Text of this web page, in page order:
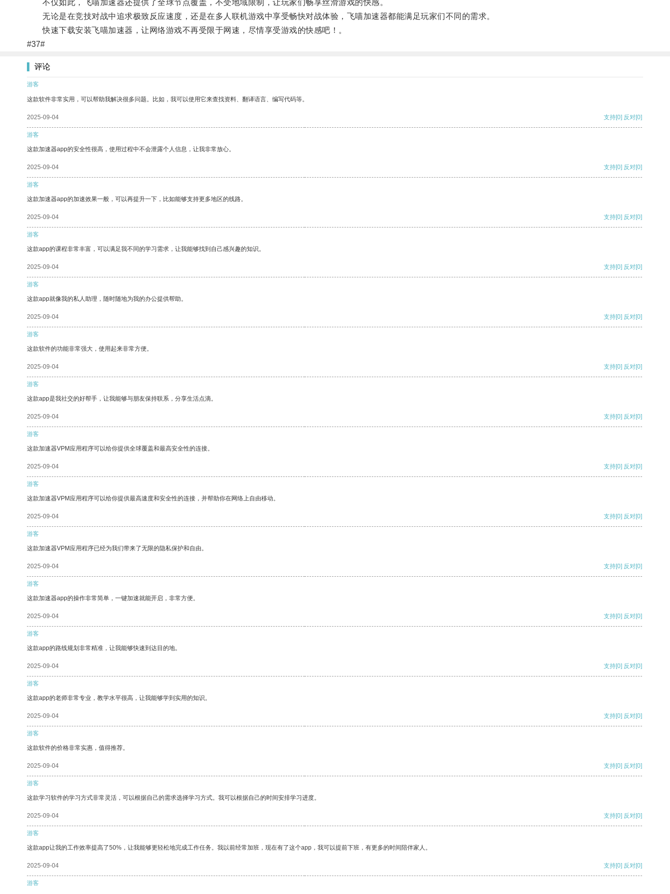
不仅如此，飞喵加速器还提供了全球节点覆盖，不受地域限制，让玩家们畅享丝滑游戏的快感。
无论是在竞技对战中追求极致反应速度，还是在多人联机游戏中享受畅快对战体验，飞喵加速器都能满足玩家们不同的需求。
快速下载安装飞喵加速器，让网络游戏不再受限于网速，尽情享受游戏的快感吧！。
#37#
评论
游客
这款软件非常实用，可以帮助我解决很多问题。比如，我可以使用它来查找资料、翻译语言、编写代码等。
2025-09-04 支持[0] 反对[0]
游客
这款加速器app的安全性很高，使用过程中不会泄露个人信息，让我非常放心。
2025-09-04 支持[0] 反对[0]
游客
这款加速器app的加速效果一般，可以再提升一下，比如能够支持更多地区的线路。
2025-09-04 支持[0] 反对[0]
游客
这款app的课程非常丰富，可以满足我不同的学习需求，让我能够找到自己感兴趣的知识。
2025-09-04 支持[0] 反对[0]
游客
这款app就像我的私人助理，随时随地为我的办公提供帮助。
2025-09-04 支持[0] 反对[0]
游客
这款软件的功能非常强大，使用起来非常方便。
2025-09-04 支持[0] 反对[0]
游客
这款app是我社交的好帮手，让我能够与朋友保持联系，分享生活点滴。
2025-09-04 支持[0] 反对[0]
游客
这款加速器VPM应用程序可以给你提供全球覆盖和最高安全性的连接。
2025-09-04 支持[0] 反对[0]
游客
这款加速器VPM应用程序可以给你提供最高速度和安全性的连接，并帮助你在网络上自由移动。
2025-09-04 支持[0] 反对[0]
游客
这款加速器VPM应用程序已经为我们带来了无限的隐私保护和自由。
2025-09-04 支持[0] 反对[0]
游客
这款加速器app的操作非常简单，一键加速就能开启，非常方便。
2025-09-04 支持[0] 反对[0]
游客
这款app的路线规划非常精准，让我能够快速到达目的地。
2025-09-04 支持[0] 反对[0]
游客
这款app的老师非常专业，教学水平很高，让我能够学到实用的知识。
2025-09-04 支持[0] 反对[0]
游客
这款软件的价格非常实惠，值得推荐。
2025-09-04 支持[0] 反对[0]
游客
这款学习软件的学习方式非常灵活，可以根据自己的需求选择学习方式。我可以根据自己的时间安排学习进度。
2025-09-04 支持[0] 反对[0]
游客
这款app让我的工作效率提高了50%，让我能够更轻松地完成工作任务。我以前经常加班，现在有了这个app，我可以提前下班，有更多的时间陪伴家人。
2025-09-04 支持[0] 反对[0]
游客